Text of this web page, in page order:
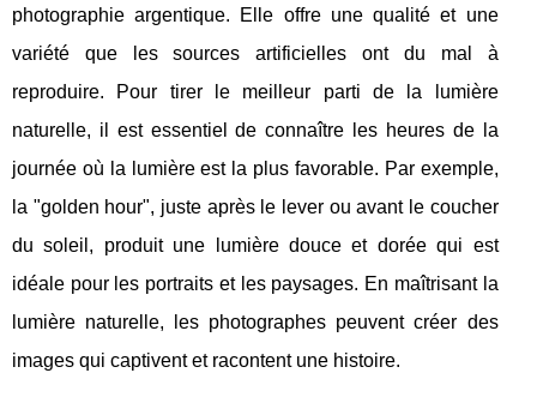
photographie argentique. Elle offre une qualité et une
variété que les sources artificielles ont du mal à
reproduire. Pour tirer le meilleur parti de la lumière
naturelle, il est essentiel de connaître les heures de la
journée où la lumière est la plus favorable. Par exemple,
la "golden hour", juste après le lever ou avant le coucher
du soleil, produit une lumière douce et dorée qui est
idéale pour les portraits et les paysages. En maîtrisant la
lumière naturelle, les photographes peuvent créer des
images qui captivent et racontent une histoire.